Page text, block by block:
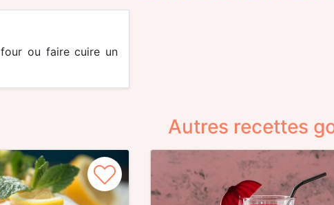
ou faire cuire un
Autres recettes